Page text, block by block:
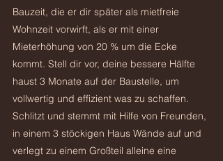
Bauzeit, die er dir später als mietfreie
Wohnzeit vorwirft, als er mit einer
Mieterhöhung von 20 % um die Ecke
kommt. Stell dir vor, deine bessere Hälfte
haust 3 Monate auf der Baustelle, um
vollwertig und effizient was zu schaffen.
Schlitzt und stemmt mit Hilfe von Freunden,
in einem 3 stöckigen Haus Wände auf und
verlegt zu einem Großteil alleine eine